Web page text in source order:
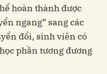
hoàn thành được
ngang” sang các
đổi, sinh viên có
phần tương đương